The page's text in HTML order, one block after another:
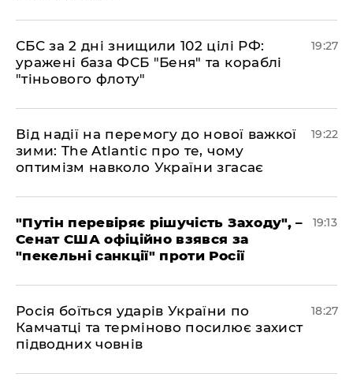
​СБС за 2 дні знищили 102 цілі РФ:
уражені база ФСБ "Беня" та кораблі
"тіньового флоту"
19:27
​Від надії на перемогу до нової важкої
зими: The Atlantic про те, чому
оптимізм навколо України згасає
19:22
​"Путін перевіряє рішучість Заходу", –
Сенат США офіційно взявся за
"пекельні санкції" проти Росії
19:13
​Росія боїться ударів України по
Камчатці та терміново посилює захист
підводних човнів
18:27